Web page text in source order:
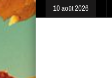
10 août 2026